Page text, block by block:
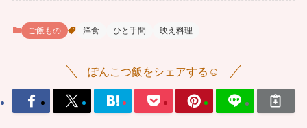
ご飯もの 洋食 ひと手間 映え料理
ぽんこつ飯をシェアする☺